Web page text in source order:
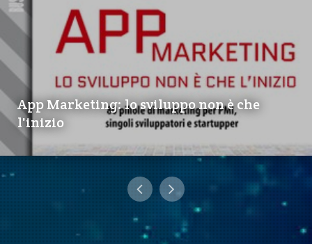
App Marketing: lo sviluppo non è che
l'inizio